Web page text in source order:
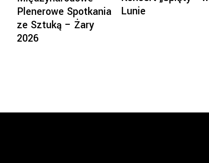
Plenerowe Spotkania
ze Sztuką – Żary
2026
Lunie